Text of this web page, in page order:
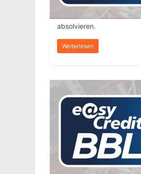
absolvieren.
Weiterlesen